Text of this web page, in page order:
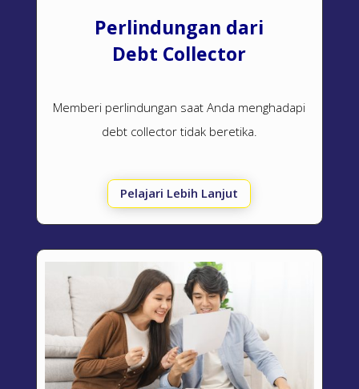
Perlindungan dari
Debt Collector
Memberi perlindungan saat Anda menghadapi
debt collector tidak beretika.
Pelajari Lebih Lanjut